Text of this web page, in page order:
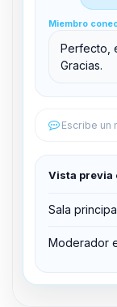
Miembro
Perfecto,
Gracias.
Escribe un
Vista previa
Sala
Moderador
Miembro
Sala de
Editar